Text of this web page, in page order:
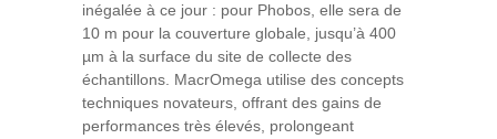
inégalée à ce jour : pour Phobos, elle sera de
10 m pour la couverture globale, jusqu’à 400
µm à la surface du site de collecte des
échantillons. MacrOmega utilise des concepts
techniques novateurs, offrant des gains de
performances très élevés, prolongeant